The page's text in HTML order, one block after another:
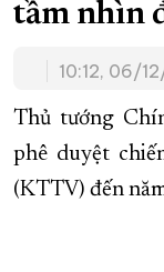
CHUNG TAY CẢI
XÂY DỰNG NÔNG
TÀU - XE - MÁY BAY
KỶ NIỆM 370 NĂM
tầm nhìn
10:12, 06/
Thủ tướng
phê duyệt
(KTTV) đến